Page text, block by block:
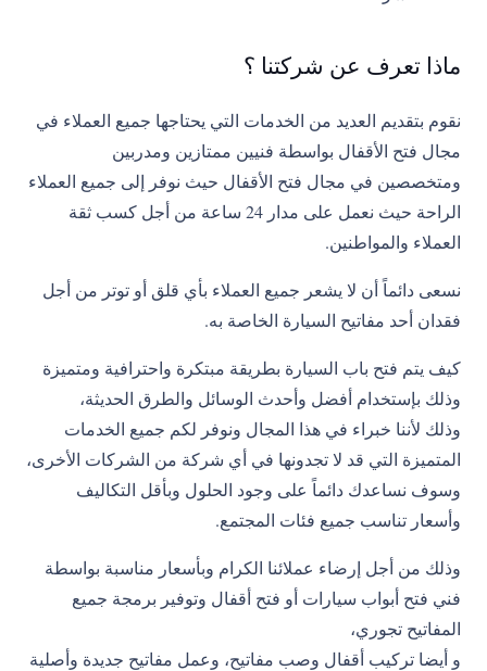
ماذا تعرف عن شركتنا ؟
نقوم بتقديم العديد من الخدمات التي يحتاجها جميع العملاء في
مجال فتح الأقفال بواسطة فنيين ممتازين ومدربين
ومتخصصين في مجال فتح الأقفال حيث نوفر إلى جميع العملاء
الراحة حيث نعمل على مدار 24 ساعة من أجل كسب ثقة
العملاء والمواطنين.
نسعى دائماً أن لا يشعر جميع العملاء بأي قلق أو توتر من أجل
فقدان أحد مفاتيح السيارة الخاصة به.
كيف يتم فتح باب السيارة بطريقة مبتكرة واحترافية ومتميزة
وذلك بإستخدام أفضل وأحدث الوسائل والطرق الحديثة،
وذلك لأننا خبراء في هذا المجال ونوفر لكم جميع الخدمات
المتميزة التي قد لا تجدونها في أي شركة من الشركات الأخرى،
وسوف نساعدك دائماً على وجود الحلول وبأقل التكاليف
وأسعار تناسب جميع فئات المجتمع.
وذلك من أجل إرضاء عملائنا الكرام وبأسعار مناسبة بواسطة
فني فتح أبواب سيارات أو فتح أقفال وتوفير برمجة جميع
المفاتيح تجوري،
و أيضا تركيب أقفال وصب مفاتيح، وعمل مفاتيح جديدة وأصلية